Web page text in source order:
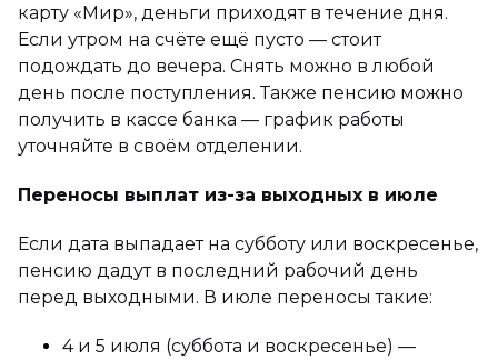
карту «Мир», деньги приходят в течение дня.
Если утром на счёте ещё пусто — стоит
подождать до вечера. Снять можно в любой
день после поступления. Также пенсию можно
получить в кассе банка — график работы
уточняйте в своём отделении.
Переносы выплат из-за выходных в июле
Если дата выпадает на субботу или воскресенье,
пенсию дадут в последний рабочий день
перед выходными. В июле переносы такие:
4 и 5 июля (суббота и воскресенье) —